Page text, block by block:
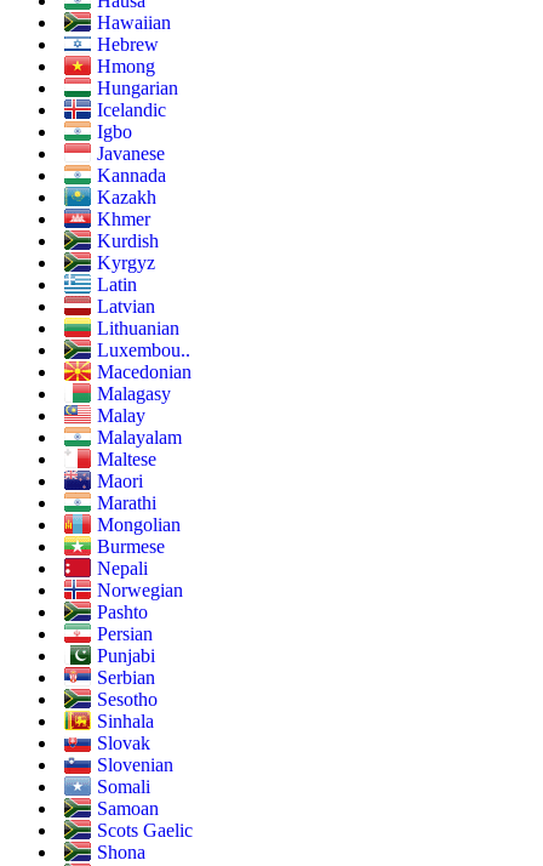
Hawaiian
Hebrew
Hmong
Hungarian
Icelandic
Igbo
Javanese
Kannada
Kazakh
Khmer
Kurdish
Kyrgyz
Latin
Latvian
Lithuanian
Luxembou..
Macedonian
Malagasy
Malay
Malayalam
Maltese
Maori
Marathi
Mongolian
Burmese
Nepali
Norwegian
Pashto
Persian
Punjabi
Serbian
Sesotho
Sinhala
Slovak
Slovenian
Somali
Samoan
Scots Gaelic
Shona